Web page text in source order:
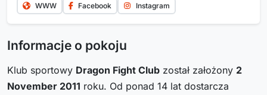
WWW Facebook Instagram
Informacje o pokoju
Klub sportowy Dragon Fight Club został założony 2
November 2011 roku. Od ponad 14 lat dostarcza